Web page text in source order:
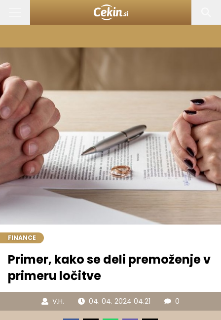
FINANCE
Primer, kako se deli premoženje v
primeru ločitve
V.H. 04. 04. 2024 04.21 0